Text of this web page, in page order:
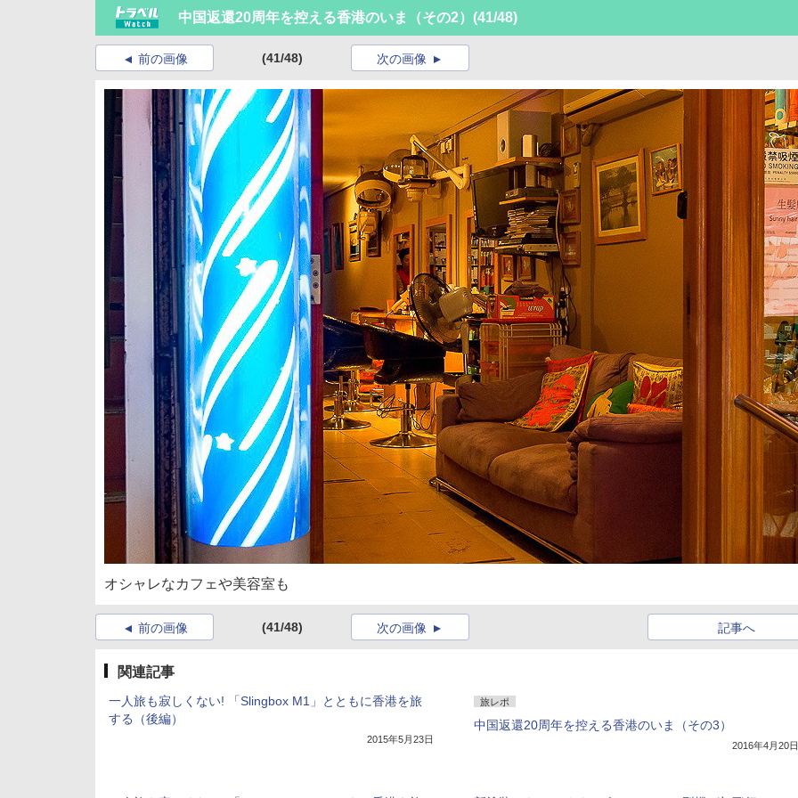
中国返還20周年を控える香港のいま（その2） (41/48)
前の画像 (41/48) 次の画像
オシャレなカフェや美容室も
前の画像 (41/48) 記事へ
次の画像
関連記事
一人旅も寂しくない! 「Slingbox M1」とともに香港を旅
する（後編）
2015年5月23日
旅レポ
中国返還20周年を控える香港のいま（その3）
2016年4月20日